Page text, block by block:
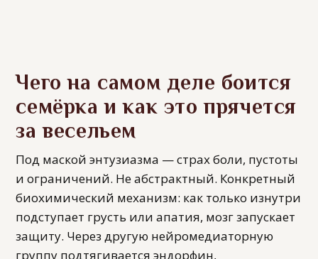
Чего на самом деле боится
семёрка и как это прячется
за весельем
Под маской энтузиазма — страх боли, пустоты
и ограничений. Не абстрактный. Конкретный
биохимический механизм: как только изнутри
подступает грусть или апатия, мозг запускает
защиту. Через другую нейромедиаторную
группу подтягивается эндорфин,